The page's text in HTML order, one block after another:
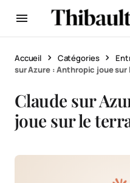
Accueil Catégories
sur Azure : Anthropic joue sur
Claude sur
joue sur le